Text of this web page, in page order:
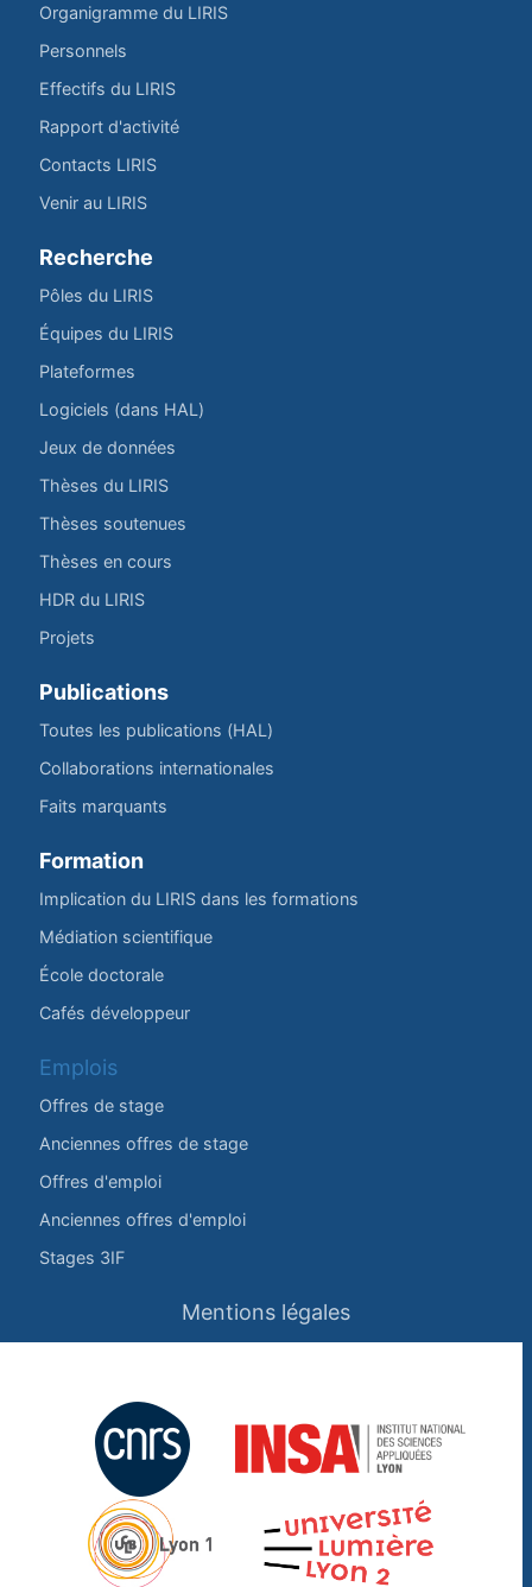
Organigramme du LIRIS
Personnels
Effectifs du LIRIS
Rapport d'activité
Contacts LIRIS
Venir au LIRIS
Recherche
Pôles du LIRIS
Équipes du LIRIS
Plateformes
Logiciels (dans HAL)
Jeux de données
Thèses du LIRIS
Thèses soutenues
Thèses en cours
HDR du LIRIS
Projets
Publications
Toutes les publications (HAL)
Collaborations internationales
Faits marquants
Formation
Implication du LIRIS dans les formations
Médiation scientifique
École doctorale
Cafés développeur
Emplois
Offres de stage
Anciennes offres de stage
Offres d'emploi
Anciennes offres d'emploi
Stages 3IF
Mentions légales